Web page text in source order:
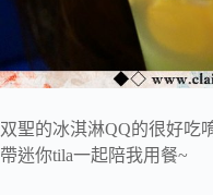
双聖的冰淇淋QQ的很好吃
帶迷你tila一起陪我用餐~